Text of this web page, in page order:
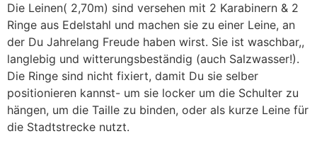
Die Leinen( 2,70m) sind versehen mit 2 Karabinern & 2
Ringe aus Edelstahl und machen sie zu einer Leine, an
der Du Jahrelang Freude haben wirst. Sie ist waschbar,,
langlebig und witterungsbeständig (auch Salzwasser!).
Die Ringe sind nicht fixiert, damit Du sie selber
positionieren kannst- um sie locker um die Schulter zu
hängen, um die Taille zu binden, oder als kurze Leine für
die Stadtstrecke nutzt.